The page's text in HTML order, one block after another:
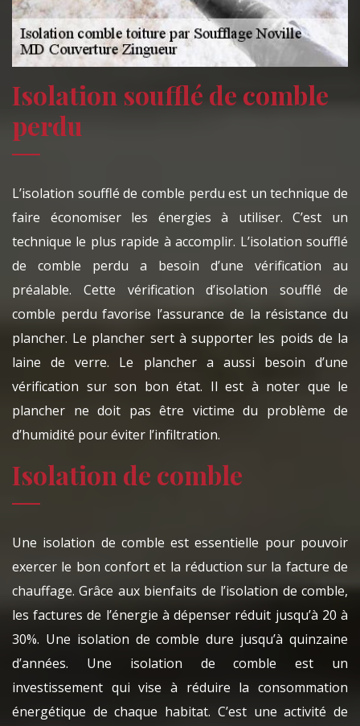
Isolation soufflé de comble
perdu
L’isolation soufflé de comble perdu est un technique de
faire économiser les énergies à utiliser. C’est un
technique le plus rapide à accomplir. L’isolation soufflé
de comble perdu a besoin d’une vérification au
préalable. Cette vérification d’isolation soufflé de
comble perdu favorise l’assurance de la résistance du
plancher. Le plancher sert à supporter les poids de la
laine de verre. Le plancher a aussi besoin d’une
vérification sur son bon état. Il est à noter que le
plancher ne doit pas être victime du problème de
d’humidité pour éviter l’infiltration.
Isolation de comble
Une isolation de comble est essentielle pour pouvoir
exercer le bon confort et la réduction sur la facture de
chauffage. Grâce aux bienfaits de l’isolation de comble,
les factures de l’énergie à dépenser réduit jusqu’à 20 à
30%. Une isolation de comble dure jusqu’à quinzaine
d’années. Une isolation de comble est un
investissement qui vise à réduire la consommation
énergétique de chaque habitat. C’est une activité de